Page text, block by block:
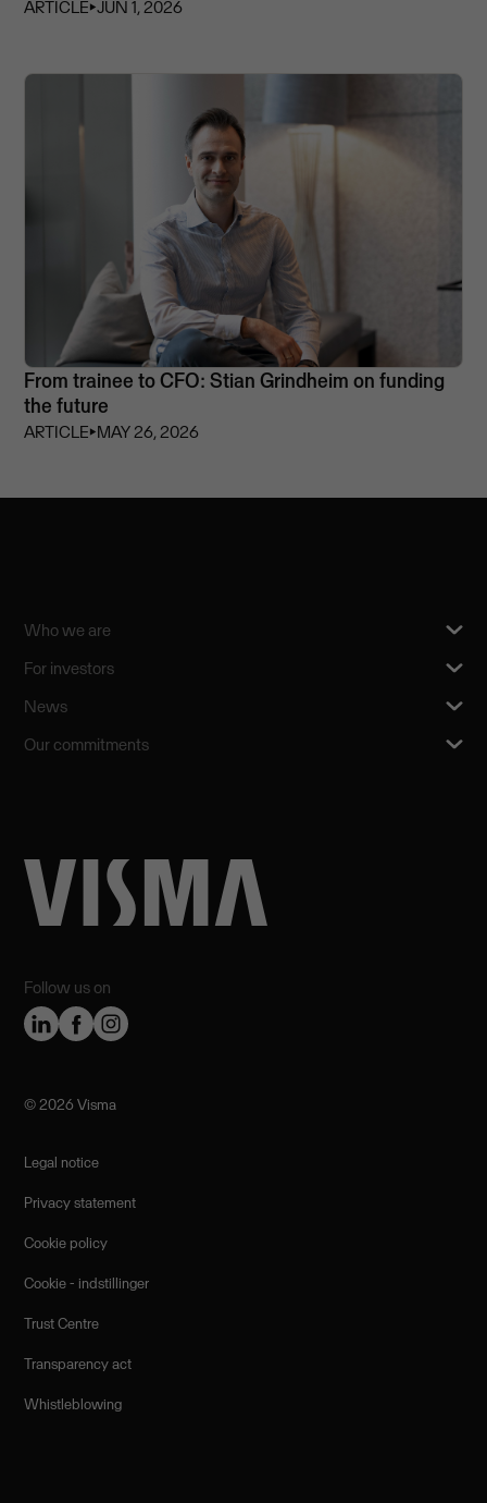
ARTICLE⏵JUN 1, 2026
From trainee to CFO: Stian Grindheim on funding
the future
ARTICLE⏵MAY 26, 2026
Follow us on
Who we are
For investors
News
Our commitments
©️ 2026 Visma
Legal notice
Privacy statement
Cookie policy
Cookie - indstillinger
Trust Centre
Transparency act
Whistleblowing